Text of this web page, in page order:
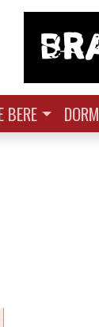
BERE